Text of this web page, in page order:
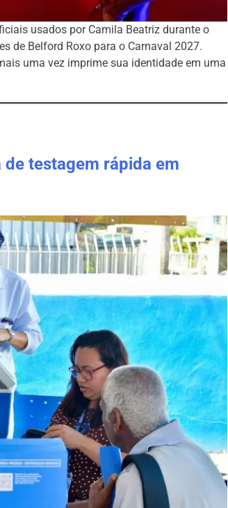
usados por Camila Beatriz durante o
de Belford Roxo para o Carnaval 2027.
uma vez imprime sua identidade em uma
testagem rápida em